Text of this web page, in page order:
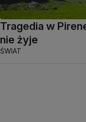
Tragedia w
nie żyje
ŚWIAT